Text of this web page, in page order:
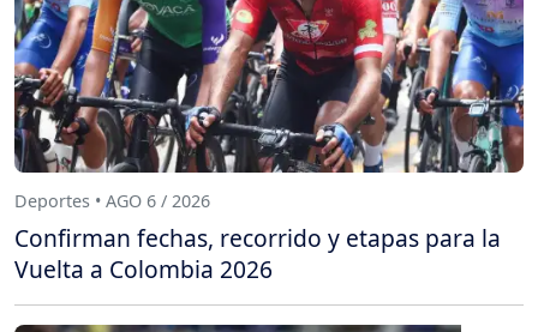
Deportes • AGO 6 / 2026
Confirman fechas, recorrido y etapas para la
Vuelta a Colombia 2026